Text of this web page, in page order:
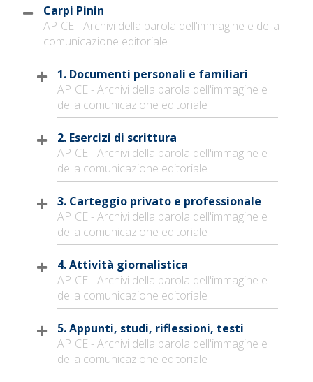
Carpi Pinin
APICE - Archivi della parola dell'immagine e della
comunicazione editoriale
1. Documenti personali e familiari
APICE - Archivi della parola dell'immagine e
della comunicazione editoriale
2. Esercizi di scrittura
APICE - Archivi della parola dell'immagine e
della comunicazione editoriale
3. Carteggio privato e professionale
APICE - Archivi della parola dell'immagine e
della comunicazione editoriale
4. Attività giornalistica
APICE - Archivi della parola dell'immagine e
della comunicazione editoriale
5. Appunti, studi, riflessioni, testi
APICE - Archivi della parola dell'immagine e
della comunicazione editoriale